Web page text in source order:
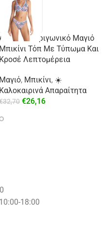
Mix Τριγωνικό Μαγιό
Μπικίνι Τόπ Με Τύπωμα Και
Κροσέ Λεπτομέρεια
Μαγιό, Μπικίνι, ☀️
Καλοκαιρινά Απαραίτητα
32,70 €26,16
18:00